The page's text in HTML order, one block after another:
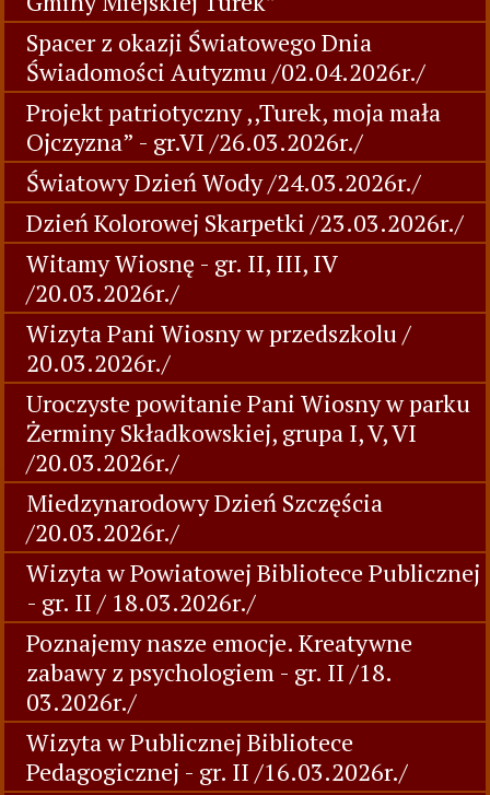
Spacer z okazji Światowego Dnia
Świadomości Autyzmu /02.04.2026r./
Projekt patriotyczny ,,Turek, moja mała
Ojczyzna” - gr.VI /26.03.2026r./
Światowy Dzień Wody /24.03.2026r./
Dzień Kolorowej Skarpetki /23.03.2026r./
Witamy Wiosnę - gr. II, III, IV
/20.03.2026r./
Wizyta Pani Wiosny w przedszkolu /
20.03.2026r./
Uroczyste powitanie Pani Wiosny w parku
Żerminy Składkowskiej, grupa I, V, VI
/20.03.2026r./
Miedzynarodowy Dzień Szczęścia
/20.03.2026r./
Wizyta w Powiatowej Bibliotece Publicznej
- gr. II / 18.03.2026r./
Poznajemy nasze emocje. Kreatywne
zabawy z psychologiem - gr. II /18.
03.2026r./
Wizyta w Publicznej Bibliotece
Pedagogicznej - gr. II /16.03.2026r./